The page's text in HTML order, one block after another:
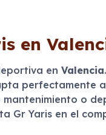
en
en Valencia
perfectamente
o
Gr Yaris en el